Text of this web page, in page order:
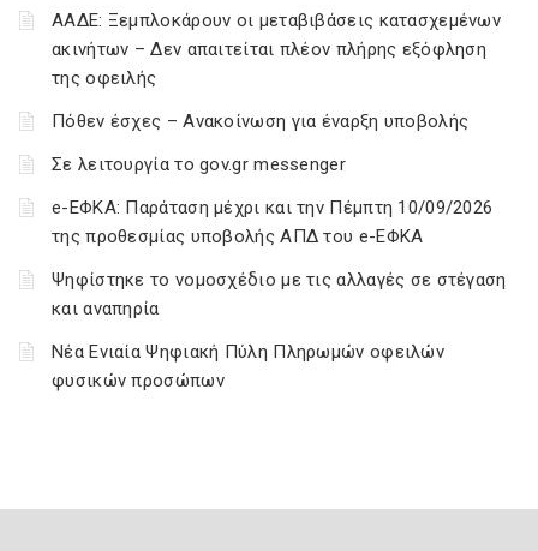
ΑΑΔΕ: Ξεμπλοκάρουν οι μεταβιβάσεις κατασχεμένων
ακινήτων – Δεν απαιτείται πλέον πλήρης εξόφληση
της οφειλής
Πόθεν έσχες – Ανακοίνωση για έναρξη υποβολής
Σε λειτουργία το gov.gr messenger
e-ΕΦΚΑ: Παράταση μέχρι και την Πέμπτη 10/09/2026
της προθεσμίας υποβολής ΑΠΔ του e-ΕΦΚΑ
Ψηφίστηκε το νομοσχέδιο με τις αλλαγές σε στέγαση
και αναπηρία
Νέα Ενιαία Ψηφιακή Πύλη Πληρωμών οφειλών
φυσικών προσώπων